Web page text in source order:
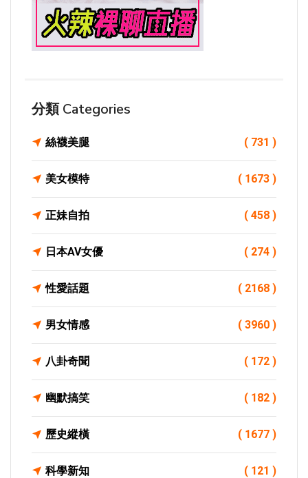
分類 Categories
絲襪美腿 ( 731 )
美女模特 ( 1673 )
正妹自拍 ( 458 )
日本AV女優 ( 274 )
性愛話題 ( 2168 )
男女情感 ( 3960 )
八卦奇聞 ( 172 )
幽默搞笑 ( 182 )
歷史縱橫 ( 1677 )
科學新知 ( 121 )